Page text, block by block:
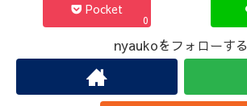
Pocket
0
nyaukoをフォローする